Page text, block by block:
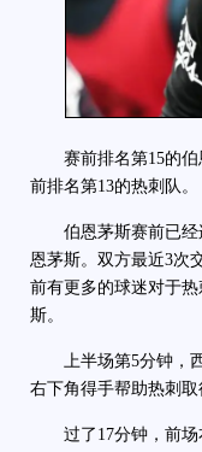
赛前排名第15的伯
前排名第13的热刺队。
伯恩茅斯赛前已经连
恩茅斯。双方最近3次
前有更多的球迷对于
斯。
上半场第5分钟，西
右下角得手帮助热刺取
过了17分钟，前场